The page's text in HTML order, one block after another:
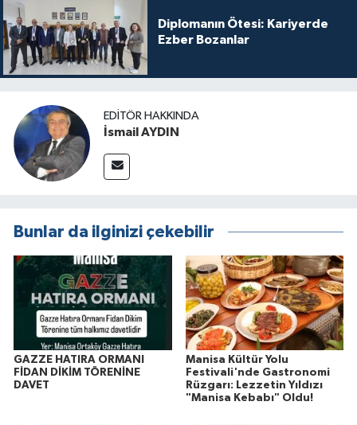
Diplomanın Ötesi: Kariyerde
Ezber Bozanlar
EDITÖR HAKKINDA
İsmail AYDIN
Bunlar da ilginizi çekebilir
GAZZE HATIRA ORMANI
FİDAN DİKİM TÖRENİNE
DAVET
Manisa Kültür Yolu
Festivali'nde Gastronomi
Rüzgarı: Lezzetin Yıldızı
"Manisa Kebabı" Oldu!